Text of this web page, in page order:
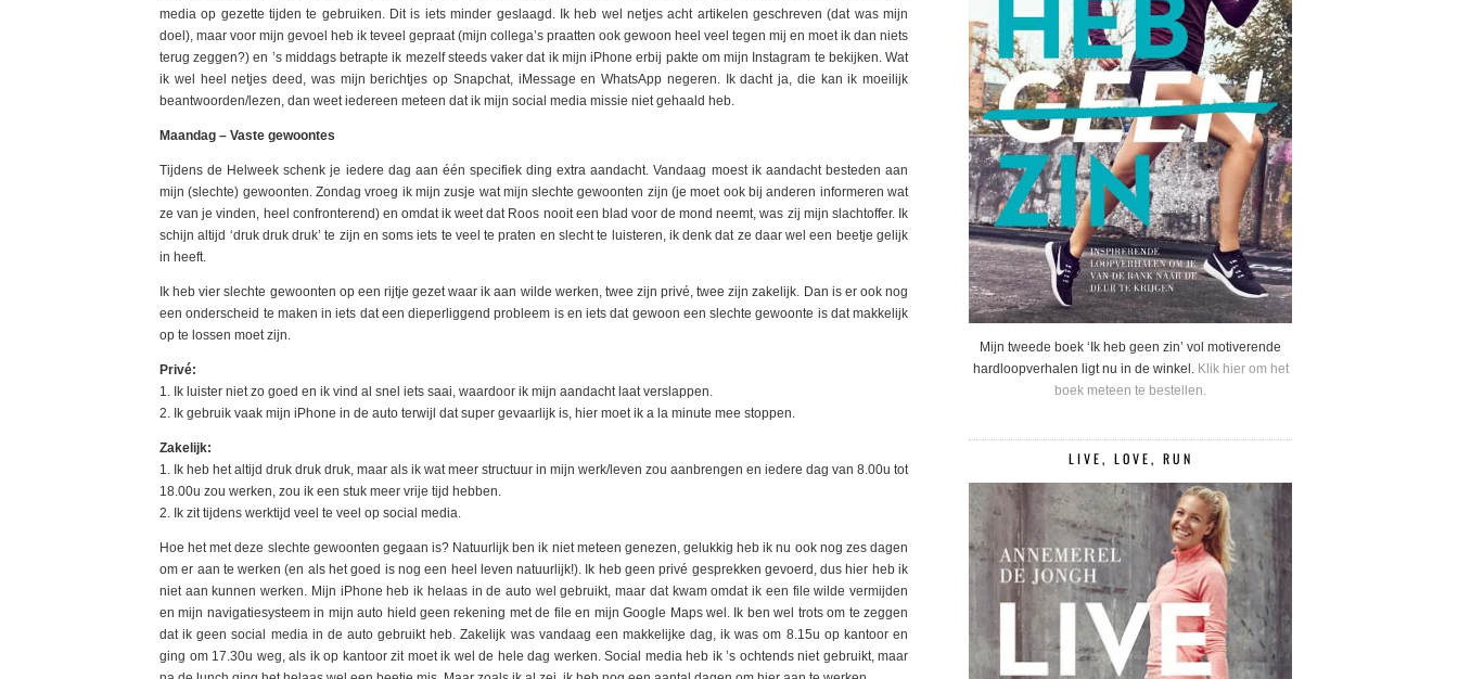
media op gezette tijden te gebruiken. Dit is iets minder geslaagd. Ik heb wel netjes acht artikelen geschreven (dat was mijn
doel), maar voor mijn gevoel heb ik teveel gepraat (mijn collega’s praatten ook gewoon heel veel tegen mij en moet ik dan niets
terug zeggen?) en ’s middags betrapte ik mezelf steeds vaker dat ik mijn iPhone erbij pakte om mijn Instagram te bekijken. Wat
ik wel heel netjes deed, was mijn berichtjes op Snapchat, iMessage en WhatsApp negeren. Ik dacht ja, die kan ik moeilijk
beantwoorden/lezen, dan weet iedereen meteen dat ik mijn social media missie niet gehaald heb.
Maandag – Vaste gewoontes
Tijdens de Helweek schenk je iedere dag aan één specifiek ding extra aandacht. Vandaag moest ik aandacht besteden aan
mijn (slechte) gewoonten. Zondag vroeg ik mijn zusje wat mijn slechte gewoonten zijn (je moet ook bij anderen informeren wat
ze van je vinden, heel confronterend) en omdat ik weet dat Roos nooit een blad voor de mond neemt, was zij mijn slachtoffer. Ik
schijn altijd ‘druk druk druk’ te zijn en soms iets te veel te praten en slecht te luisteren, ik denk dat ze daar wel een beetje gelijk
in heeft.
Ik heb vier slechte gewoonten op een rijtje gezet waar ik aan wilde werken, twee zijn privé, twee zijn zakelijk. Dan is er ook nog
een onderscheid te maken in iets dat een dieperliggend probleem is en iets dat gewoon een slechte gewoonte is dat makkelijk
op te lossen moet zijn.
Privé:
1. Ik luister niet zo goed en ik vind al snel iets saai, waardoor ik mijn aandacht laat verslappen.
2. Ik gebruik vaak mijn iPhone in de auto terwijl dat super gevaarlijk is, hier moet ik a la minute mee stoppen.
Zakelijk:
1. Ik heb het altijd druk druk druk, maar als ik wat meer structuur in mijn werk/leven zou aanbrengen en iedere dag van 8.00u tot
18.00u zou werken, zou ik een stuk meer vrije tijd hebben.
2. Ik zit tijdens werktijd veel te veel op social media.
Hoe het met deze slechte gewoonten gegaan is? Natuurlijk ben ik niet meteen genezen, gelukkig heb ik nu ook nog zes dagen
om er aan te werken (en als het goed is nog een heel leven natuurlijk!). Ik heb geen privé gesprekken gevoerd, dus hier heb ik
niet aan kunnen werken. Mijn iPhone heb ik helaas in de auto wel gebruikt, maar dat kwam omdat ik een file wilde vermijden
en mijn navigatiesysteem in mijn auto hield geen rekening met de file en mijn Google Maps wel. Ik ben wel trots om te zeggen
dat ik geen social media in de auto gebruikt heb. Zakelijk was vandaag een makkelijke dag, ik was om 8.15u op kantoor en
ging om 17.30u weg, als ik op kantoor zit moet ik wel de hele dag werken. Social media heb ik ’s ochtends niet gebruikt, maar
Mijn tweede boek ‘Ik heb geen zin’ vol motiverende
hardloopverhalen ligt nu in de winkel. Klik hier om het
boek meteen te bestellen.
LIVE, LOVE, RUN